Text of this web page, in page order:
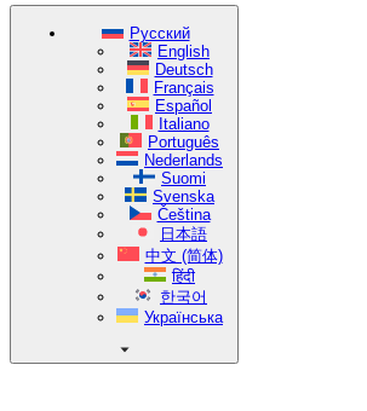
Русский
English
Deutsch
Français
Español
Italiano
Português
Nederlands
Suomi
Svenska
Čeština
日本語
中文 (简体)
हिंदी
한국어
Українська